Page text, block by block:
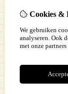
Cookies &
We gebruiken
analyseren. Ook
met onze